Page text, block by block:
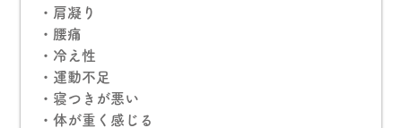
・肩凝り
・腰痛
・冷え性
・運動不足
・寝つきが悪い
・体が重く感じる